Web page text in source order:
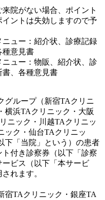
院がない場合、ポイント
ントは失効しますので予
ュー：紹介状、診療記録
種意見書
ュー：物販、紹介状、診
、各種意見書
グループ（新宿TAクリニ
横浜TAクリニック・大阪
ニック・川越TAクリニッ
ック・仙台TAクリニッ
「当院」という）の患者
付き診察券（以下「診察
ビス（以下「本サービ
れます。
宿TAクリニック・銀座TA